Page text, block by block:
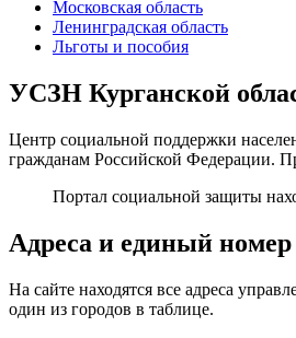
Московская область
Ленинградская область
Льготы и пособия
УСЗН Курганской
Центр социальной поддержки
гражданам Российской Федерации.
Портал социальной защиты
Адреса и единый
На сайте находятся все адреса
один из городов в таблице.